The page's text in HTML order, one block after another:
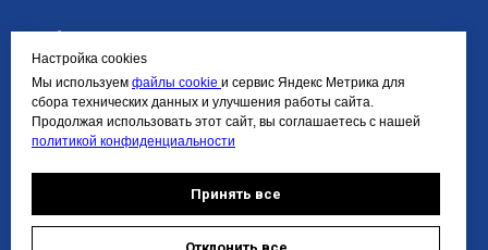
Настройка cookies
Мы используем файлы cookie и сервис Яндекс Метрика для
сбора технических данных и улучшения работы сайта.
Продолжая использовать этот сайт, вы соглашаетесь с нашей
политикой конфиденциальности
Принять все
Информация
Политика
конфиденциальности
Политика обработки
персональных данных
Политика cookie
Требования к макетам
Доставка и оплата
Контакты
+7 963 260 0060
info@pro-pechaty24.ru